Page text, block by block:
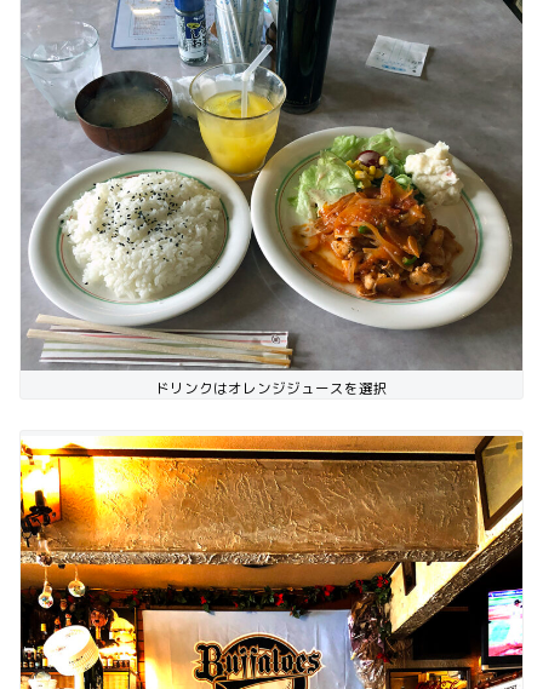
ドリンクはオレンジジュースを選択